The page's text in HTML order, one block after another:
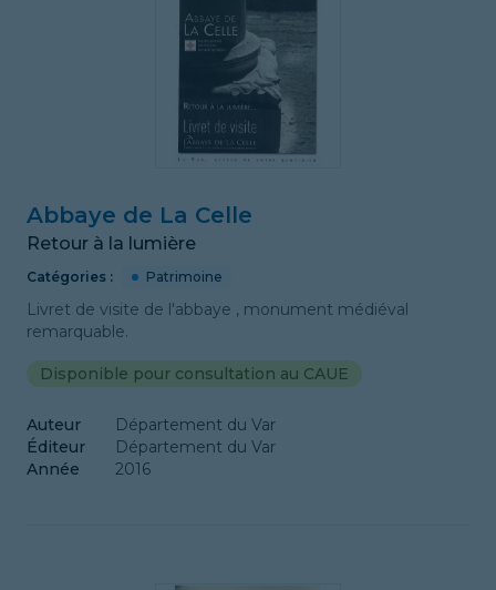
Abbaye de La Celle
Retour à la lumière
Catégories : Patrimoine
Livret de visite de l'abbaye , monument médiéval
remarquable.
Disponible pour consultation au CAUE
Auteur
Département du Var
Éditeur
Département du Var
Année
2016